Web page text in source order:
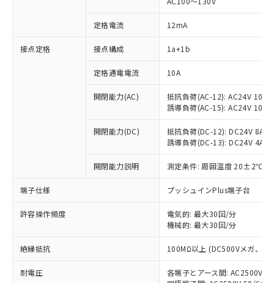
定格電流 12mA
接点定格 接点構成 1a+1b
定格通電電流 10A
開閉能力(AC)
抵抗負荷(AC-12): AC24V 10A/
誘導負荷(AC-15): AC24V
開閉能力(DC)
抵抗負荷(DC-12): DC24V 8A/
誘導負荷(DC-13): DC24V 4A/
開閉能力説明 測定条件: 周囲温度 20±2℃、
端子仕様 プッシュインPlus端子台
許容操作頻度
電気的: 最大30回/分
機械的: 最大30回/分
絶縁抵抗 100MΩ以上 (DC500Vメガ、点
耐電圧
各端子とアース間: AC2500V
ご利用条件
以下の条件をお読みいただき、同意のうえ
本サービスは、当社制御機器事業取扱
商品の当社在庫状況および標準価格
(税抜)を提供させていただくもので
当社制御機器事業取扱商品の中には、
本サービスの対象外となる商品もある
ことをご了承ください。
※1 対応状況
対応済み：EU RoHS指令（10物質）の
非含有に対応した製品が提供可能な商品で
対応予定：EU RoHS指令（10物質）の非含
有に対応した製品に切り替える予定のある
対応予定なし：EU RoHS指令（10物質）の
非含有に非対応の商品で、対応品を出す予
調査・確認中：EU RoHS指令（10物質）の
非含有の対応状況を調査中または確認中の
商品です。
非該当品：ライセンス料など無形物で、有
害物質有無と関係のない商品です。
仕入先様の事情により、非含有部品として
いたものが、含有品と判明した場合などや
「○」：最大均質材料含有率が中国RoHSの
「×」：最大均質材料含有率が中国RoHSの
基準値を超えていることを示します。
当社は、これら貴社製品のうち、外国